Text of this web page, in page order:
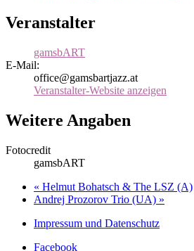
Veranstalter
gamsbART
E-Mail:
office@gamsbartjazz.at
Veranstalter-Website anzeigen
Weitere Angaben
Fotocredit
gamsbART
« Helmut Bohatsch & The LSZ (A)
Andrej Prozorov Trio (UA) »
Impressum und Datenschutz
Facebook